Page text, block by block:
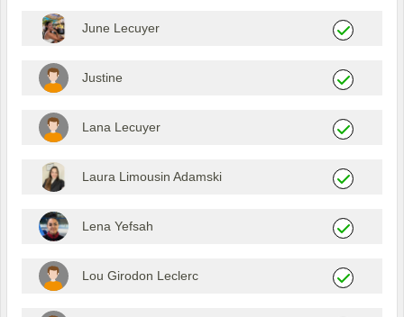
June Lecuyer
Justine
Lana Lecuyer
Laura Limousin Adamski
Lena Yefsah
Lou Girodon Leclerc